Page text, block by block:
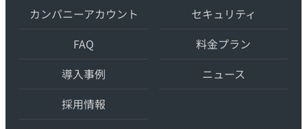
先
端
の
AI
自
動
翻
カンパニーアカウント
セキュリティ
FAQ
料金プラン
導入事例
ニュース
採用情報